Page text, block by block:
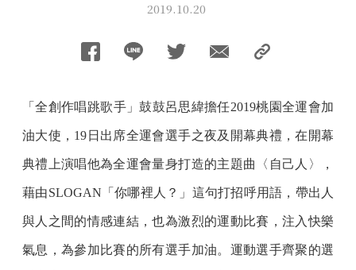
2019.10.20
「全創作唱跳歌手」鼓鼓呂思緯擔任2019桃園全運會加
油大使，19日出席全運會選手之夜及開幕典禮，在開幕
典禮上演唱他為全運會量身打造的主題曲〈自己人〉，
藉由SLOGAN「你哪裡人？」這句打招呼用語，帶出人
與人之間的情感連結，也為激烈的運動比賽，注入快樂
氣息，為參加比賽的所有選手加油。運動選手齊聚的選